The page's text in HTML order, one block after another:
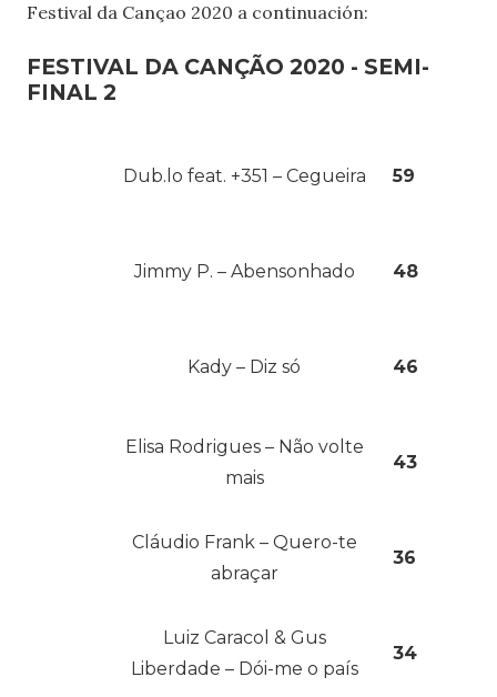
Festival da Cançao 2020 a continuación:
FESTIVAL DA CANÇÃO 2020 - SEMI-
FINAL 2
Dub.lo feat. +351 – Cegueira 59
Jimmy P. – Abensonhado 48
Kady – Diz só 46
Elisa Rodrigues – Não volte
mais
43
Cláudio Frank – Quero-te
abraçar
36
Luiz Caracol & Gus
Liberdade – Dói-me o país
34